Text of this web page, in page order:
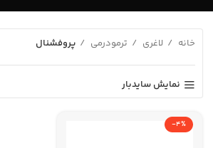
خانه لاغری ترمودرمی پروفشنال
نمایش سایدبار
-4%